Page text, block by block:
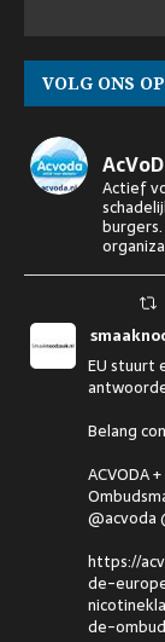
VOLG ONS
Actief
EU stuurt
Belang
ACVODA
@acvoda
https://
de-
de-